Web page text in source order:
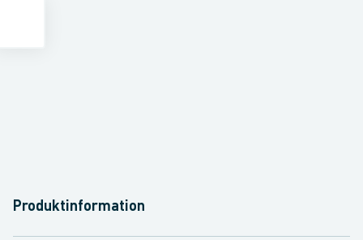
Produktinformation